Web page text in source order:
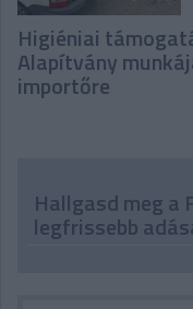
Higiéniai
Alapítvány
importőre
Hallgasd meg a
legfrissebb